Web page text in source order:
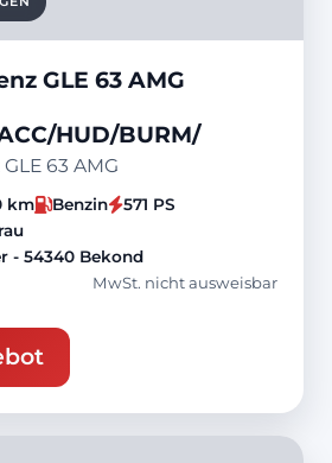
GLE 63 AMG
HUD/BURM/
63 AMG
km Benzin
571 PS
- 54340 Bekond
MwSt. nicht ausweisbar